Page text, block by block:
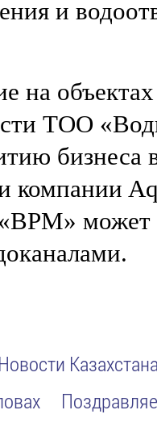
и
на
ТОО
бизнеса
компании
может
Новости